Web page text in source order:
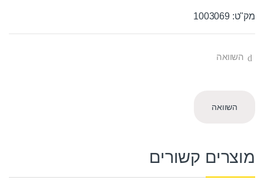
מק"ט: 1003069
השוואה
השוואה
מוצרים קשורים